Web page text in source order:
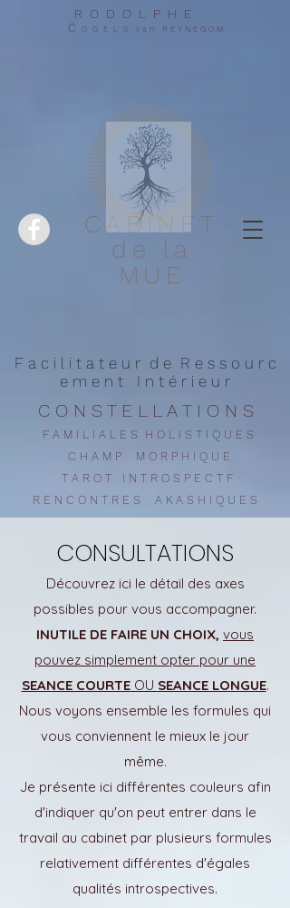
CABINET
de la
MUE
C O N S T E L L A T I O N S
F A M I L I A L E S H O L I S T I Q U E S
C H A M P M O R P H I Q U E
T A R O T I N T R O S P E C T F
R E N C O N T R E S A K A S H I Q U E S
R O D O L P H E
C O G E L S v a n R E Y N E G O M
F a c i l i t a t e u r d e R e s s o u r c
e m e n t I n t é r i e u r
CONSULTATIONS
Découvrez ici le détail des axes
possibles pour vous accompagner.
INUTILE DE FAIRE UN CHOIX, vous
pouvez simplement opter pour une
SEANCE COURTEOU SEANCE LONGUE.
Nous voyons ensemble les formules qui
vous conviennent le mieux le jour
même.
Je présente ici différentes couleurs afin
d'indiquer qu'on peut entrer dans le
travail au cabinet par plusieurs formules
relativement différentes d'égales
qualités introspectives.